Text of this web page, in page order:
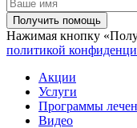
Получить помощь
Нажимая кнопку
политикой
Акции
Услуги
Программы
Видео